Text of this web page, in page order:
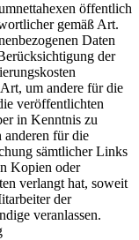
öffentlich
gemäß Art.
Daten
der
um andere für die
veröffentlichten
in Kenntnis zu
anderen für die
sämtlicher Links
Kopien oder
verlangt hat, soweit
der
veranlassen.